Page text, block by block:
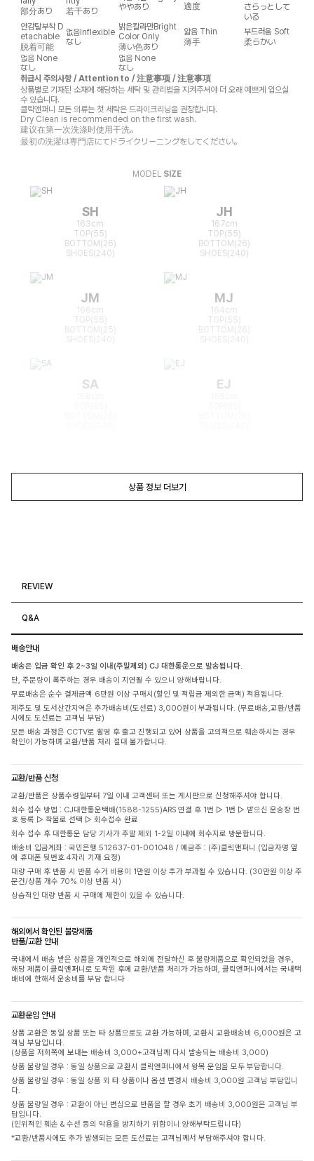
部分あり
若干あり
ややあり
適度
さらっとして
いる
안감탈부착 D
etachable
脱着可能
없음Inflexible
なし
밝은칼라만Bright
Color Only
薄い色あり
얇음 Thin
薄手
부드러움 Soft
柔らかい
없음 None
なし
없음 None
なし
취급시 주의사항 / Attention to / 注意事项 / 注意事項
상품별로 기재된 소재에 해당하는 세탁 및 관리법을 지켜주셔야 더 오래 예쁘게 입으실
수 있습니다.
클릭앤퍼니 모든 의류는 첫 세탁은 드라이크리닝을 권장합니다.
Dry Clean is recommended on the first wash.
建议在第一次洗涤时使用干洗。
最初の洗濯は専門店にてドライクリーニングをしてください。
MODEL SIZE
SH
163cm
TOP(55)
BOTTOM(26)
SHOES(240)
JH
167cm
TOP(55)
BOTTOM(26)
SHOES(240)
JM
166cm
TOP(55)
BOTTOM(25)
MJ
164cm
TOP(55)
BOTTOM(26)
SA EJ
상품 정보 더보기
REVIEW
Q&A
배송안내
배송은 입금 확인 후 2~3일 이내(주말제외) CJ 대한통운으로 발송됩니다.
단, 주문량이 폭주하는 경우 배송이 지연될 수 있으니 양해바랍니다.
무료배송은 순수 결제금액 6만원 이상 구매시(할인 및 적립금 제외한 금액) 적용됩니다.
제주도 및 도서산간지역은 추가배송비(도선료) 3,000원이 부과됩니다. (무료배송,교환/반품
시에도 도선료는 고객님 부담)
모든 배송 과정은 CCTV로 촬영 후 출고 진행되고 있어 상품을 고의적으로 훼손하시는 경우
확인이 가능하며 교환/반품 처리 절대 불가합니다.
교환/반품 신청
교환/반품은 상품수령일부터 7일 이내 고객센터 또는 게시판으로 신청해주셔야 합니다.
회수 접수 방법 : CJ대한통운택배(1588-1255)ARS 연결 후 1번 ▷ 1번 ▷ 받으신 운송장 번
호 등록 ▷ 착불로 선택 ▷ 회수접수 완료
회수 접수 후 대한통운 담당 기사가 주말 제외 1-2일 이내에 회수지로 방문합니다.
배송비 입금계좌 : 국민은행 512637-01-001048 / 예금주 : (주)클릭앤퍼니 (입금자명 옆
에 휴대폰 뒷번호 4자리 기재 요청)
대량 구매 후 반품 시 반품 수거 비용이 1만원 이상 추가 부과될 수 있습니다. (30만원 이상 주
문건/상품 개수 70% 이상 반품 시)
상습적인 대량 반품 시 구매에 제한이 있을 수 있습니다.
해외에서 확인된 불량제품
반품/교환 안내
국내에서 배송 받은 상품을 개인적으로 해외에 전달하신 후 불량제품으로 확인되었을 경우,
해당 제품이 클릭앤퍼니로 도착된 후에 교환/반품 처리가 가능하며, 클릭앤퍼니에서는 국내택
배비에 한해서 운송비를 부담 합니다
교환운임 안내
상품 교환은 동일 상품 또는 타 상품으로도 교환 가능하며, 교환시 교환배송비 6,000원은 고
객님 부담입니다.
(상품을 저희쪽에 보내는 배송비 3,000+고객님께 다시 발송되는 배송비 3,000)
상품 불량일 경우 : 동일 상품으로 교환시 클릭앤퍼니에서 왕복 운임을 모두 부담합니다.
상품 불량일 경우 : 동일 상품 외 타 상품이나 옵션 변경시 배송비 3,000원 고객님 부담입니
다.
상품 불량일 경우 : 교환이 아닌 변심으로 반품을 할 경우 초기 배송비 3,000원은 고객님 부
담입니다.
(인위적인 훼손 & 수선 등의 악용을 방지하기 위함이니 양해부탁드립니다)
*교환/반품시에도 추가 발생되는 모든 도선료는 고객님께서 부담해주셔야 합니다.